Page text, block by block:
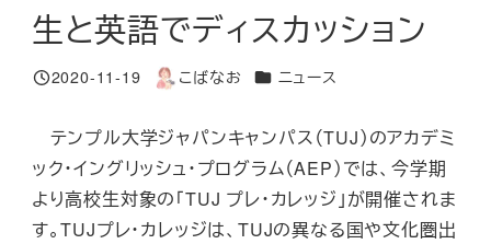
生と英語でディスカッション
投稿日
2020-11-19
著
こばなお カテゴリー
ニュース
テンプル大学ジャパンキャンパス（TUJ）のアカデミ
ック・イングリッシュ・プログラム（AEP）では、今学期
より高校生対象の「TUJ プレ・カレッジ」が開催されま
す。TUJプレ・カレッジは、TUJの異なる国や文化圏出